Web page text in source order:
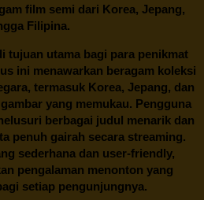
film semi dari Korea, Jepang,
Filipina.
tujuan utama bagi para penikmat
ini menawarkan beragam koleksi
termasuk Korea, Jepang, dan
yang memukau. Pengguna
berbagai judul menarik dan
penuh gairah secara streaming.
sederhana dan user-friendly,
pengalaman menonton yang
setiap pengunjungnya.